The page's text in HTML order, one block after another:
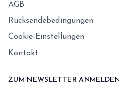
AGB
Rücksendebedingungen
Cookie-Einstellungen
Kontakt
ZUM NEWSLETTER